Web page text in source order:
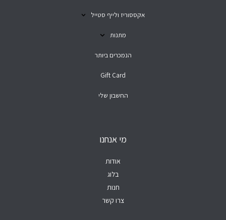
אקססוריז ולייף סטייל
מתנות
הנמכרים ביותר
Gift Card
החשבון שלי
מי אנחנו
אודות
בלוג
חנות
צרו קשר